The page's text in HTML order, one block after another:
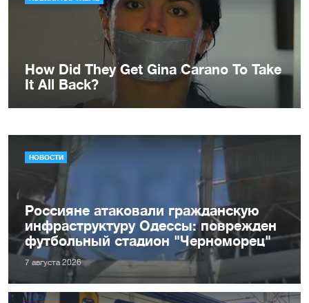
НОВОСТИ
Россияне атаковали гражданскую
инфраструктуру Одессы: поврежден
футбольный стадион "Черноморец"
7 августа 2026